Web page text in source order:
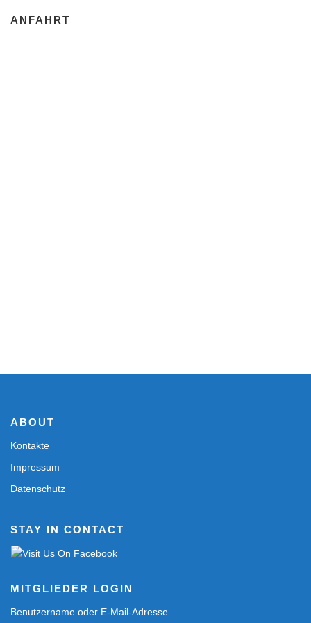
ANFAHRT
ABOUT
Kontakte
Impressum
Datenschutz
STAY IN CONTACT
MITGLIEDER LOGIN
Benutzername oder E-Mail-Adresse